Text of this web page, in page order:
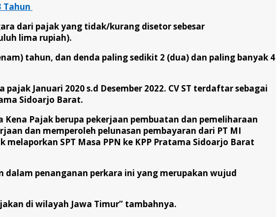
Tahun
dari pajak yang tidak/kurang disetor sebesar
lima rupiah).
tahun, dan denda paling sedikit 2 (dua) dan paling banyak 4
Januari 2020 s.d Desember 2022. CV ST terdaftar sebagai
Sidoarjo Barat.
Pajak berupa pekerjaan pembuatan dan pemeliharaan
dan memperoleh pelunasan pembayaran dari PT MI
SPT Masa PPN ke KPP Pratama Sidoarjo Barat
penanganan perkara ini yang merupakan wujud
di wilayah Jawa Timur” tambahnya.